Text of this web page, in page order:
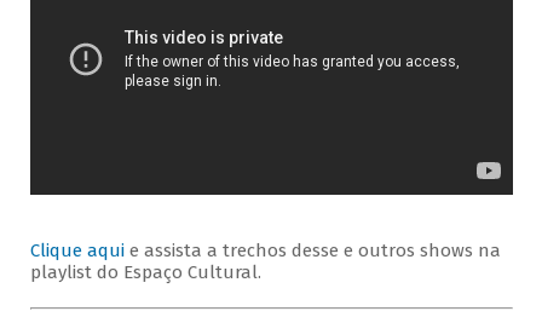
Clique aquie assista a trechos desse e outros shows na
playlist do Espaço Cultural.